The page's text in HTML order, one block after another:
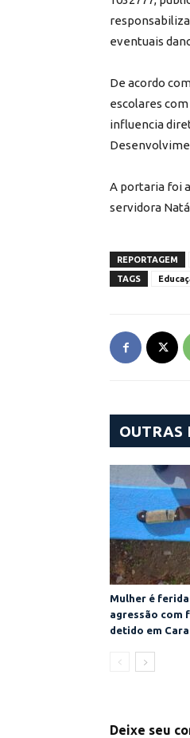
eventuais
De acordo
escolares
influencia
A portaria foi
servidora
REPORTAGEM
TAGS
OUTRAS
Mulher é
agressão com
detido em
Deixe seu